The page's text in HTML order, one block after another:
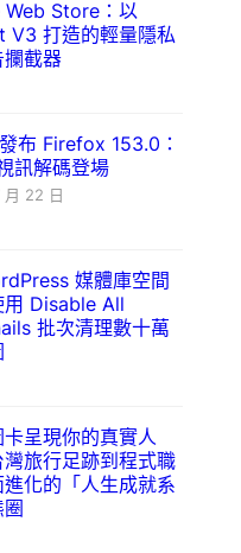
Store：以
V3 打造的輕量隱私
截器
布 Firefox 153.0：
訊解碼登場
22 日
媒體庫空間
用 Disable All
批次清理數十萬
呈現你的真實人
灣旅行足跡到程式職
化的「人生成就系